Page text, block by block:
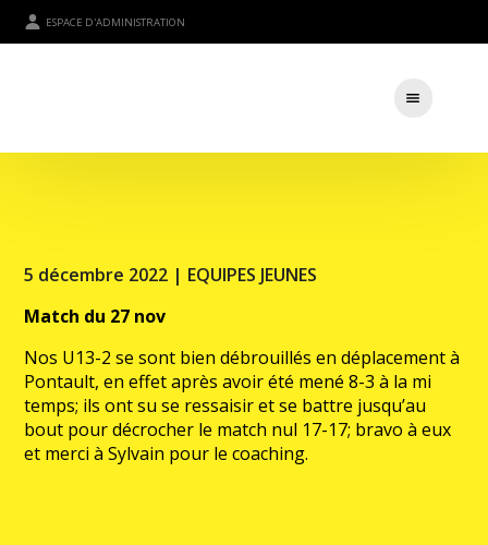
ESPACE D'ADMINISTRATION
5 décembre 2022 | EQUIPES JEUNES
Match du 27 nov
Nos U13-2 se sont bien débrouillés en déplacement à
Pontault, en effet après avoir été mené 8-3 à la mi
temps; ils ont su se ressaisir et se battre jusqu’au
bout pour décrocher le match nul 17-17; bravo à eux
et merci à Sylvain pour le coaching.